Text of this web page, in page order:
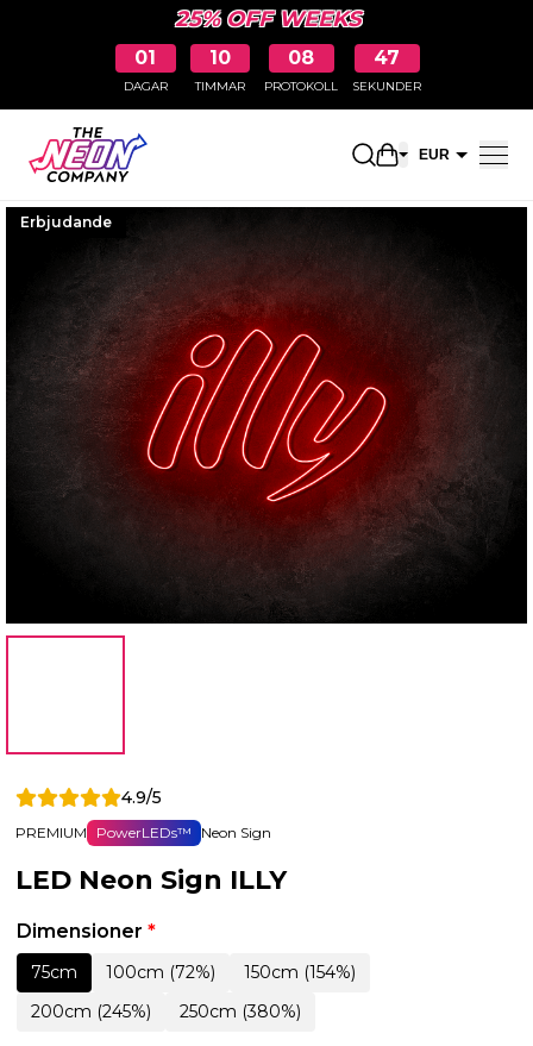
25% OFF WEEKS
01
DAGAR
10
TIMMAR
08
PROTOKOLL
46
SEKUNDER
Öppna
EUR
Erbjudande
4.9/5
PREMIUM PowerLEDs™ Neon Sign
LED Neon Sign ILLY
Dimensioner *
75cm 100cm (72%)
150cm (154%)
200cm (245%)
250cm (380%)